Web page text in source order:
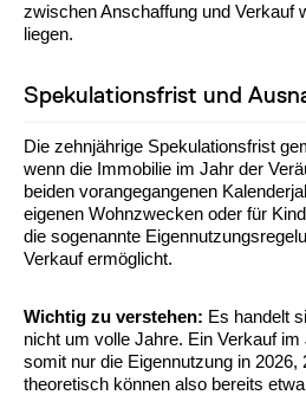
zwischen Anschaffung und Verkauf
liegen.
Spekulationsfrist und
Die zehnjährige Spekulationsfrist
wenn die Immobilie im Jahr der
beiden vorangegangenen
eigenen Wohnzwecken oder für
die sogenannte
Verkauf ermöglicht.
Wichtig zu verstehen: Es handelt
nicht um volle Jahre. Ein Verkauf
somit nur die Eigennutzung in 2026,
theoretisch können also bereits